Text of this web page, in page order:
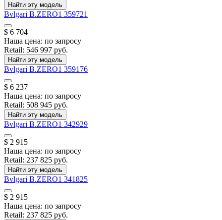
Найти эту модель
Bvlgari B.ZERO1 359721
$ 6 704
Наша цена: по запросу
Retail: 546 997 руб.
Найти эту модель
Bvlgari B.ZERO1 359176
$ 6 237
Наша цена: по запросу
Retail: 508 945 руб.
Найти эту модель
Bvlgari B.ZERO1 342929
$ 2 915
Наша цена: по запросу
Retail: 237 825 руб.
Найти эту модель
Bvlgari B.ZERO1 341825
$ 2 915
Наша цена: по запросу
Retail: 237 825 руб.